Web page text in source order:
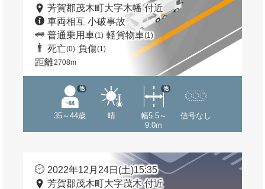
芳賀郡茂木町大字木幡 付近
車両相互 小破事故
普通乗用車(1) 軽貨物車(1)
死亡(0) 負傷(1)
距離2708m
35～44歳
他
晴
幅5.5～
9.0m
他
信号なし
2022年12月24日(土)15:35
芳賀郡茂木町大字茂木 付近